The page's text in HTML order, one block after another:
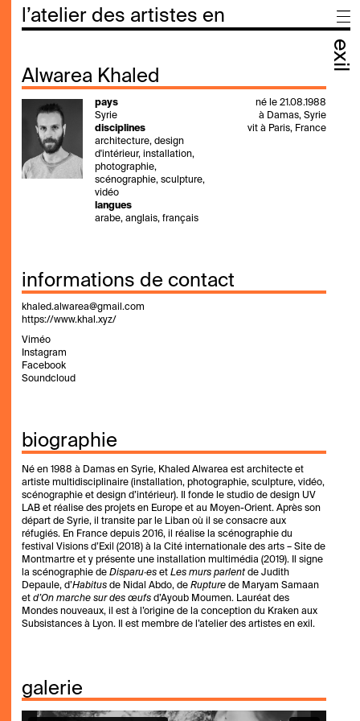
l’atelier des artistes en
exil
Alwarea Khaled
pays
Syrie
disciplines
architecture, design
d'intérieur, installation,
photographie,
scénographie, sculpture,
vidéo
langues
arabe, anglais, français
né le 21.08.1988
à Damas, Syrie
vit à Paris, France
informations de contact
khaled.alwarea@gmail.com
https://www.khal.xyz/
Viméo
Instagram
Facebook
Soundcloud
biographie
Né en 1988 à Damas en Syrie, Khaled Alwarea est architecte et
artiste multidisciplinaire (installation, photographie, sculpture, vidéo,
scénographie et design d’intérieur). Il fonde le studio de design UV
LAB et réalise des projets en Europe et au Moyen-Orient. Après son
départ de Syrie, il transite par le Liban où il se consacre aux
réfugiés. En France depuis 2016, il réalise la scénographie du
festival Visions d’Exil (2018) à la Cité internationale des arts – Site de
Montmartre et y présente une installation multimédia (2019). Il signe
la scénographie de Disparu·es et Les murs parlent de Judith
Depaule, d’Habitus de Nidal Abdo, de Rupture de Maryam Samaan
et d’On marche sur des œufs d’Ayoub Moumen. Lauréat des
Mondes nouveaux, il est à l’origine de la conception du Kraken aux
Subsistances à Lyon. Il est membre de l’atelier des artistes en exil.
galerie